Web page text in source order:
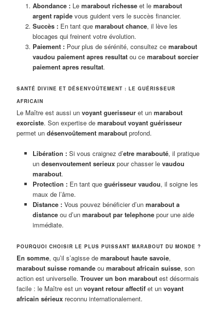
Abondance :Le marabout richesseet le marabout
argent rapidevous guident vers le succès financier.
Succès :En tant que marabout chance, il lève les
blocages qui freinent votre évolution.
Paiement :Pour plus de sérénité, consultez ce marabout
vaudou paiement apres resultatou ce marabout sorcier
paiement apres resultat.
SANTÉ DIVINE ET DÉSENVOÛTEMENT : LE GUÉRISSEUR
AFRICAIN
Le Maître est aussi unvoyant guerisseur et unmarabout
exorciste. Son expertise demarabout voyant guérisseur
permet undésenvoûtement marabout profond.
Libération :Si vous craignez d’etre marabouté, il pratique
un desenvoutement serieuxpour chasser le vaudou
marabout.
Protection :En tant que guérisseur vaudou, il soigne les
maux de l’âme.
Distance :Vous pouvez bénéficier d’un marabout a
distanceou d’un marabout par telephonepour une aide
immédiate.
POURQUOI CHOISIR LE PLUS PUISSANT MARABOUT DU MONDE ?
En somme, qu’il s’agisse demarabout haute savoie,
marabout suisse romande oumarabout africain suisse, son
action est universelle.Trouver un bon marabout est désormais
facile : le Maître est unvoyant retour affectif et unvoyant
africain sérieux reconnu internationalement.